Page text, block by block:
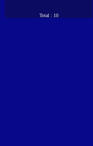
Total : 10